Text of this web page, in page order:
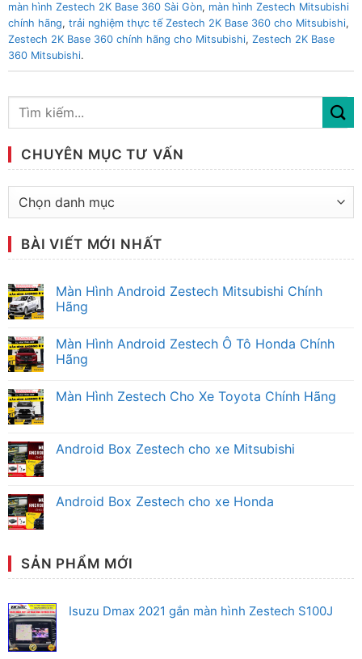
màn hình Zestech 2K Base 360 Sài Gòn, màn hình Zestech Mitsubishi
chính hãng, trải nghiệm thực tế Zestech 2K Base 360 cho Mitsubishi,
Zestech 2K Base 360 chính hãng cho Mitsubishi, Zestech 2K Base
360 Mitsubishi.
CHUYÊN MỤC TƯ VẤN
Chuyên
vấnBÀI VIẾT MỚI NHẤT
Màn Hình Android Zestech Mitsubishi Chính
Hãng
bình
luận
ở
Android
Màn Hình Android Zestech Ô Tô Honda Chính
Hãng
bình
Android
Chính
Màn Hình Zestech Cho Xe Toyota Chính Hãng
luận
ở
Cho
Xe
Android Box Zestech cho xe Mitsubishi
luận
ở
xe
Mitsubishi
Android Box Zestech cho xe Honda
ở
Android
Box
cho
xe
Honda
SẢN PHẨM MỚI
Isuzu Dmax 2021 gắn màn hình Zestech S100J